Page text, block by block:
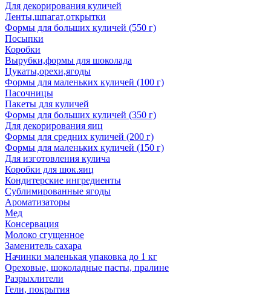
Для декорирования куличей
Ленты,шпагат,открытки
Формы для больших куличей (550 г)
Посыпки
Коробки
Вырубки,формы для шоколада
Цукаты,орехи,ягоды
Формы для маленьких куличей (100 г)
Пасочницы
Пакеты для куличей
Формы для больших куличей (350 г)
Для декорирования яиц
Формы для средних куличей (200 г)
Формы для маленьких куличей (150 г)
Для изготовления кулича
Коробки для шок.яиц
Кондитерские ингредиенты
Сублимированные ягоды
Ароматизаторы
Мед
Консервация
Молоко сгущенное
Заменитель сахара
Начинки маленькая упаковка до 1 кг
Ореховые, шоколадные пасты, пралине
Разрыхлители
Гели, покрытия